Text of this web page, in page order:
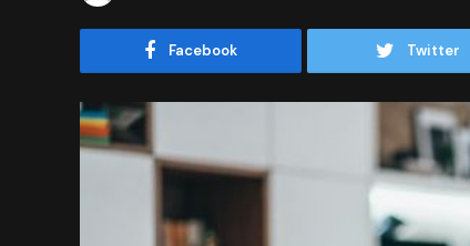
Facebook Twitter